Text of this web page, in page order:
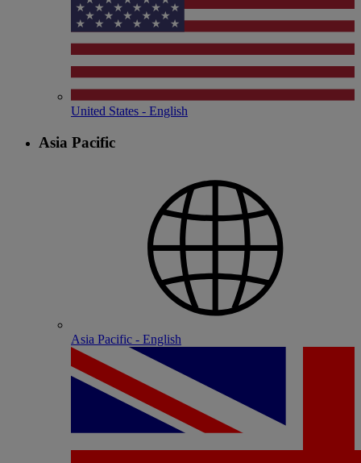
United States - English
Asia Pacific
Asia Pacific - English